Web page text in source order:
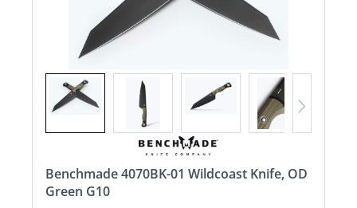
Benchmade 4070BK-01 Wildcoast Knife, OD
Green G10